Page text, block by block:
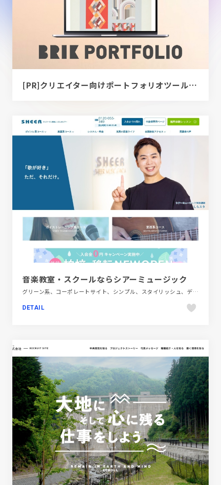
[PR]クリエイター向けポートフォリオツール｜BRIK PORTFOLIO
音楽教室・スクールならシアーミュージック
グリーン系、コーポレートサイト、シンプル、スタイリッシュ、デザイン・アート・音楽・文芸、フラットデザイン、ブランド・サービスサイト、ブルー系、ホワイト系、ポップ、大きめ写真
DETAIL